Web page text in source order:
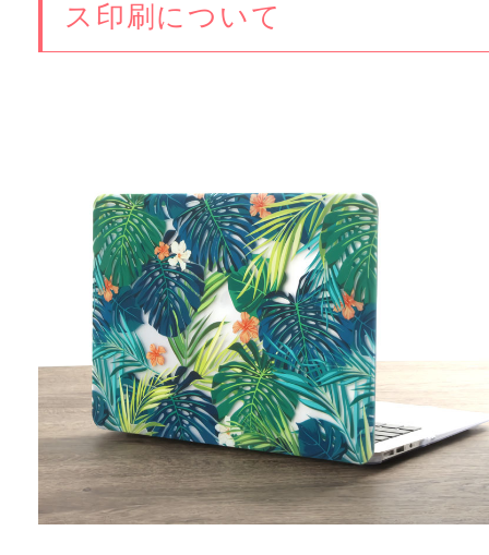
ス印刷について